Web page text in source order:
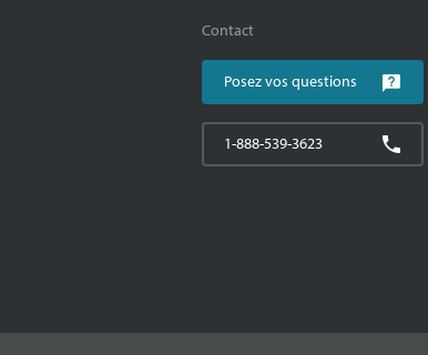
Contact
Posez vos questions
1-888-539-3623